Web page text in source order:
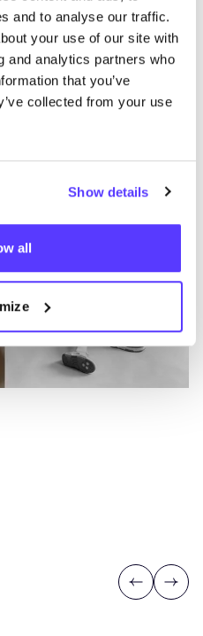
and to analyse our traffic.
your use of our site with
and analytics partners who
that you’ve
collected from your use
Show details
all
Previous
Next